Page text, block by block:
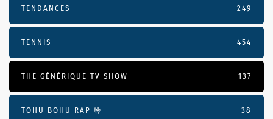
TENDANCES 249
TENNIS 454
THE GÉNÉRIQUE TV SHOW 137
TOHU BOHU RAP 🤟 38